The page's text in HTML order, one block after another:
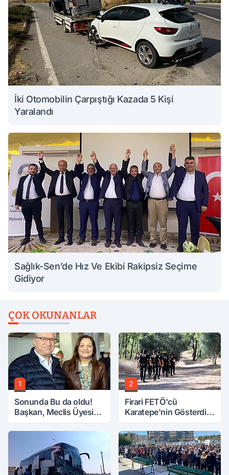
İki Otomobilin Çarpıştığı Kazada 5 Kişi
Yaralandı
Sağlık-Sen’de Hız Ve Ekibi Rakipsiz Seçime
Gidiyor
ÇOK OKUNANLAR
1
Sonunda Bu da oldu!
Başkan, Meclis Üyesini
Attırdı
2
Firari FETÖ'cü
Karatepe'nin Gösterdiği
Aranıyor